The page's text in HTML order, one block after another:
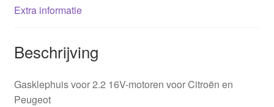
Extra informatie
Beschrijving
Gasklephuis voor 2.2 16V-motoren voor Citroën en
Peugeot